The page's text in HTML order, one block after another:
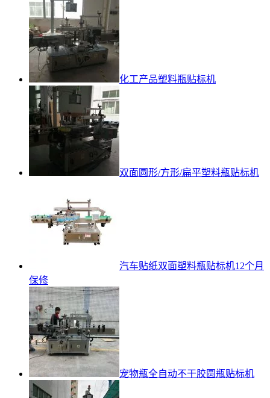
化工产品塑料瓶贴标机
双面圆形/方形/扁平塑料瓶贴标机
汽车贴纸双面塑料瓶贴标机12个月
保修
宠物瓶全自动不干胶圆瓶贴标机